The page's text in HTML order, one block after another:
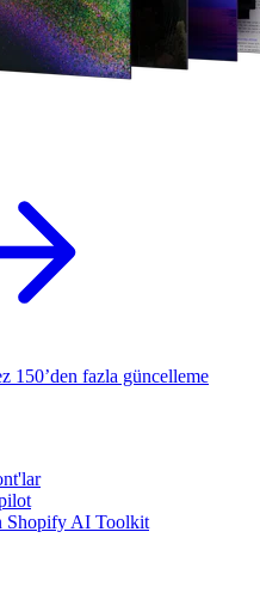
150’den fazla güncelleme
Shopify AI Toolkit